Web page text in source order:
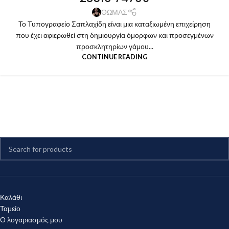
ΘΩΜΑΣ
Το Τυπογραφείο Σαπλαχίδη είναι μια καταξιωμένη επιχείρηση
που έχει αφιερωθεί στη δημιουργία όμορφων και προσεγμένων
προσκλητηρίων γάμου...
CONTINUE READING
Καλάθι
Ταμείο
Ο λογαριασμός μου